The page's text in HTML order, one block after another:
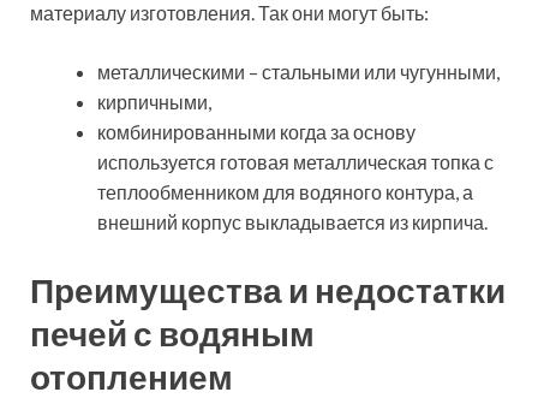
материалу изготовления. Так они могут быть:
металлическими – стальными или чугунными,
кирпичными,
комбинированными когда за основу
используется готовая металлическая топка с
теплообменником для водяного контура, а
внешний корпус выкладывается из кирпича.
Преимущества и недостатки
печей с водяным
отоплением